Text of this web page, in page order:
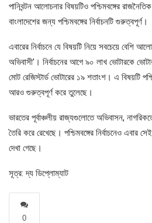
পানিবন্টন আলোচনার বিষয়টিও পশ্চিমবঙ্গের
বাংলাদেশের জন্য পশ্চিমবঙ্গের নির্বাচনটি গুরুত্বপূর্ণ।
এবারের নির্বাচনে যে বিষয়টি নিয়ে সবচেয়ে বেশি
অভিবাসী’। নির্বাচনের আগে ৯০ লাখ ভোটারকে
মোট রেজিস্টার্ড ভোটারের ১৯ শতাংশ। এ বিষয়টি
আরও গুরুত্বপূর্ণ করে তুলেছে।
ভারতের পূর্বাঞ্চলীয় রাজ্যগুলোতে অভিবাসন,
তৈরি করে রেখেছে। পশ্চিমবঙ্গের নির্বাচনেও এবার
দেখা গেছে।
সূত্র: দ্য ডিপ্লোম্যাট
0